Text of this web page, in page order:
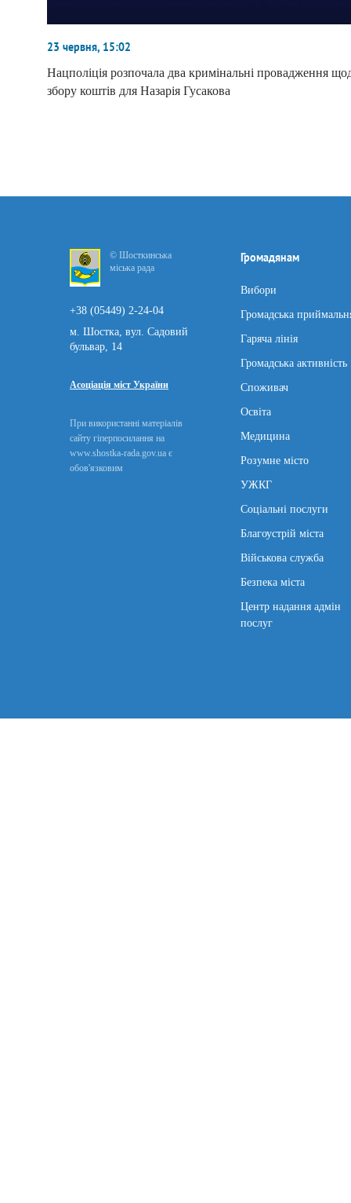
23 червня, 15:02
Нацполіція розпочала два кримінальні провадження
збору коштів для Назарія Гусакова
© Шосткинська
міська рада
+38 (05449) 2-24-04
м. Шостка, вул. Садовий
бульвар, 14
Асоціація міст України
При використанні матеріалів
сайту гіперпосилання на
www.shostka-rada.gov.ua є
обов'язковим
Громадянам
Вибори
Громадська
Гаряча лінія
Громадська активність
Споживач
Освіта
Медицина
Розумне місто
УЖКГ
Соціальні послуги
Благоустрій міста
Військова служба
Безпека міста
Центр надання адмін
послуг